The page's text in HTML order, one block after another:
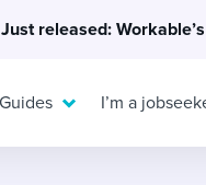
Just released:
I’m a